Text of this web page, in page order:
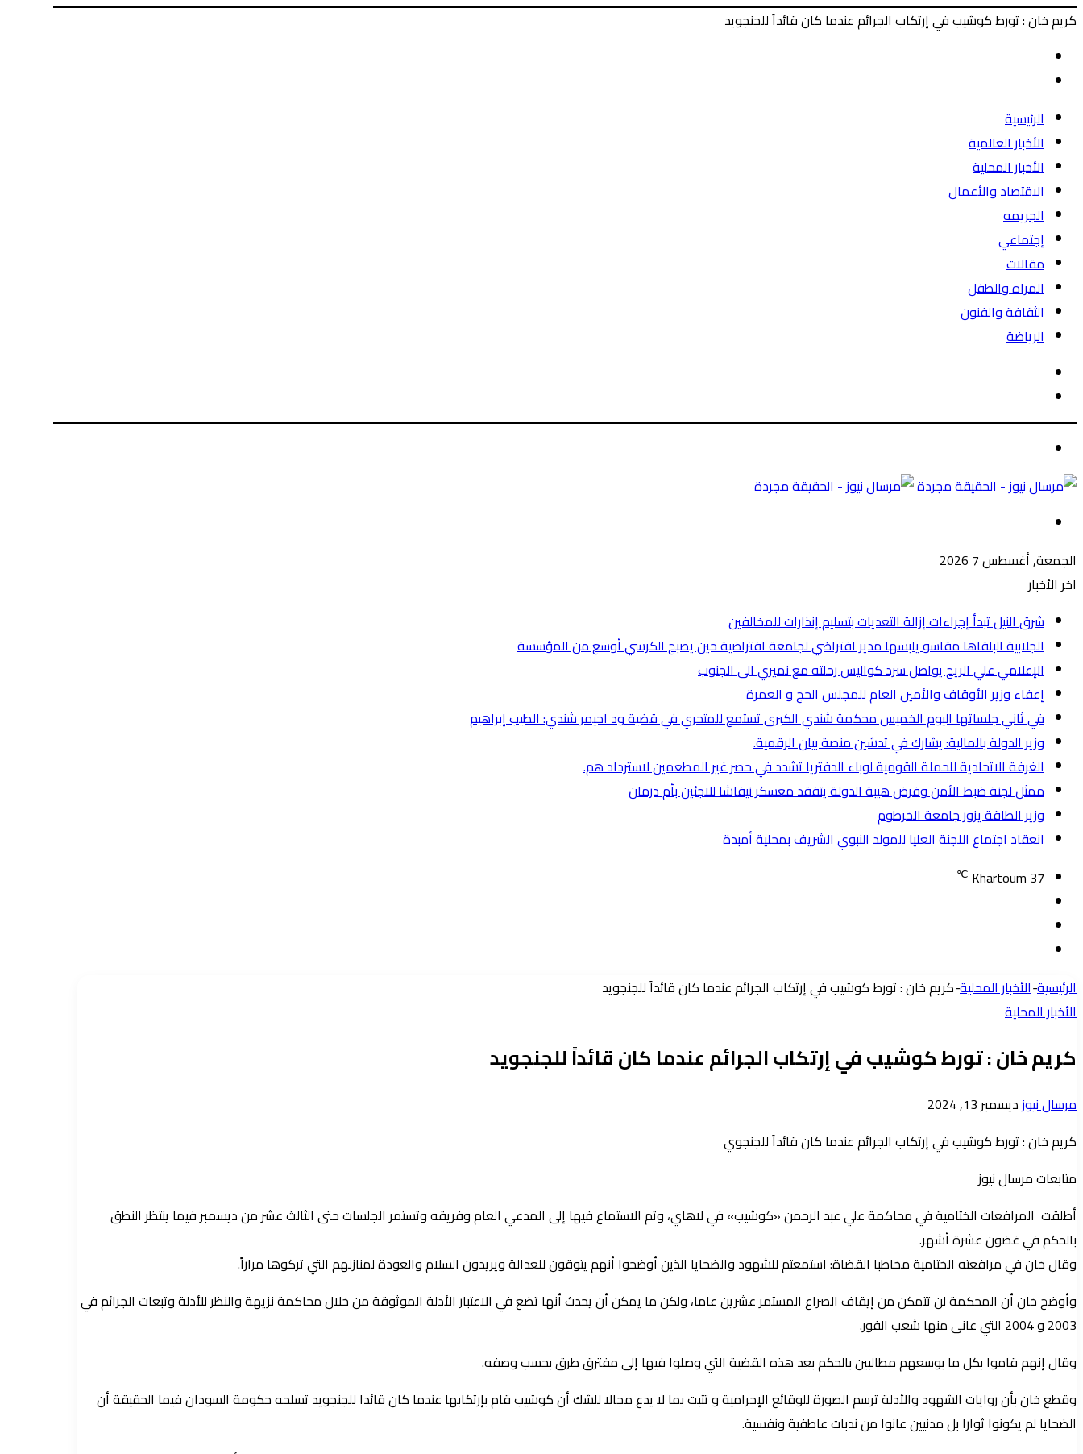
كريم خان : تورط كوشيب في إرتكاب الجرائم عندما كان قائداً للجنجويد
الرئيسية
الأخبار العالمية
الأخبار المحلية
الاقتصاد والأعمال
الجريمه
إجتماعي
مقالات
المراه والطفل
الثقافة والفنون
الرياضة
عن
الجمعة, أغسطس 7 2026
اخر الأخبار
شرق النيل تبدأ إجراءات إزالة التعديات بتسليم إنذارات للمخالفين
الجلابية البلقاها مقاسو يلبسها ​مدير افتراضي لجامعة افتراضية حين يصبح الكرسي أوسع من المؤسسة
الإعلامي علي الريح يواصل سرد كواليس رحلته مع نميري الى الجنوب
إعفاء وزير الأوقاف والأمين العام للمجلس الحج و العمرة
في ثاني جلساتها اليوم الخميس محكمة شندي الكبرى تستمع للمتحري في قضية ود احيمر شندي: الطيب إبراهيم
وزير الدولة بالمالية: يشارك في تدشين منصة بيان الرقمية.
الغرفة الاتحادية للحملة القومية لوباء الدفتريا تشدد في حصر غير المطعمين لاسترداد هم.
ممثل لجنة ضبط الأمن وفرض هيبة الدولة يتفقد معسكر نيفاشا للاجئين بأم درمان
وزير الطاقة يزور جامعة الخرطوم
انعقاد اجتماع اللجنة العليا للمولد النبوي الشريف بمحلية أمبدة
Khartoum 37
℃
جانبيالرئيسية-الأخبار المحلية-كريم خان : تورط كوشيب في إرتكاب الجرائم عندما كان قائداً للجنجويد
الأخبار المحلية
كريم خان : تورط كوشيب في إرتكاب الجرائم عندما كان قائداً للجنجويد
مرسال نيوزأرسل
إلكترونيا
ديسمبر 13, 2024
كريم خان : تورط كوشيب في إرتكاب الجرائم عندما كان قائداً للجنجوي
متابعات مرسال نيوز
أطلقت المرافعات الختامية في محاكمة علي عبد الرحمن «كوشيب» في لاهاي، وتم الاستماع فيها إلى المدعي العام وفريقه وتستمر الجلسات حتى الثالث عشر من ديسمبر فيما ينتظر النطق
بالحكم في غضون عشرة أشهر.
وقال خان في مرافعته الختامية مخاطبا القضاة: استمعتم للشهود والضحايا الذين أوضحوا أنهم يتوقون للعدالة ويريدون السلام والعودة لمنازلهم التي تركوها مراراً.
وأوضح خان أن المحكمة لن تتمكن من إيقاف الصراع المستمر عشرين عاما، ولكن ما يمكن أن يحدث أنها تضع في الاعتبار الأدلة الموثوقة من خلال محاكمة نزيهة والنظر للأدلة وتبعات الجرائم في
2003 و 2004 التي عانى منها شعب الفور.
وقال إنهم قاموا بكل ما بوسعهم مطالبين بالحكم بعد هذه القضية التي وصلوا فيها إلى مفترق طرق بحسب وصفه.
وقطع خان بأن روايات الشهود والأدلة ترسم الصورة للوقائع الإجرامية و تثبت بما لا يدع مجالا للشك أن كوشيب قام بإرتكابها عندما كان قائدا للجنجويد تسلحه حكومة السودان فيما الحقيقة أن
الضحايا لم يكونوا ثوارا بل مدنيين عانوا من ندبات عاطفية ونفسية.